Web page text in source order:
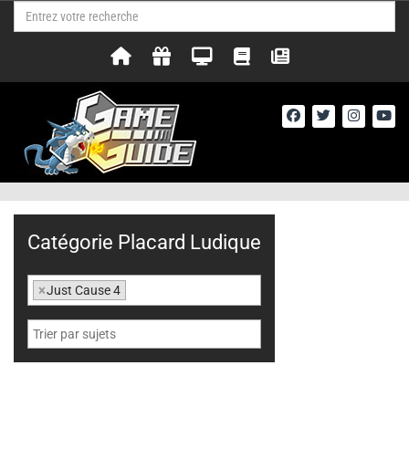
Catégorie Placard Ludique
×Just Cause 4